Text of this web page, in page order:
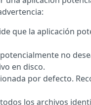
que la aplicación
no
en disco.
por defecto.
los archivos